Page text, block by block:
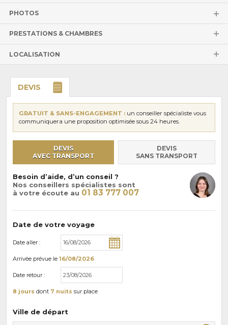
PHOTOS
PRESTATIONS & CHAMBRES
LOCALISATION
DEVIS
GRATUIT & SANS-ENGAGEMENT : un conseiller spécialiste vous
communiquera une proposition optimisée sous 24 heures.
DEVIS
AVEC TRANSPORT
DEVIS
SANS TRANSPORT
Besoin d’aide, d’un conseil ?
Nos conseillers spécialistes sont
à votre écoute au 01 83 777 007
Date de votre voyage
Date aller :
Arrivée prévue le 16/08/2026
Date retour :
8 jours dont 7 nuits sur place
Ville de départ